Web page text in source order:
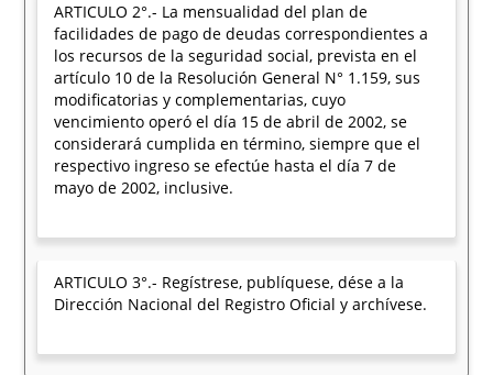
ARTICULO 2°.- La mensualidad del plan de
facilidades de pago de deudas correspondientes a
los recursos de la seguridad social, prevista en el
artículo 10 de la Resolución General N° 1.159, sus
modificatorias y complementarias, cuyo
vencimiento operó el día 15 de abril de 2002, se
considerará cumplida en término, siempre que el
respectivo ingreso se efectúe hasta el día 7 de
mayo de 2002, inclusive.
ARTICULO 3°.- Regístrese, publíquese, dése a la
Dirección Nacional del Registro Oficial y archívese.